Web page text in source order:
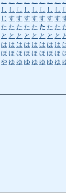
し し し し し し し し
じ す す す す す す す
た た た た た た た た
と と と と と と と と
は は は は は は は は
ほ ほ ほ ほ ほ ほ ほ ほ
や ゆ ゆ ゆ ゆ ゆ ゆ ゆ